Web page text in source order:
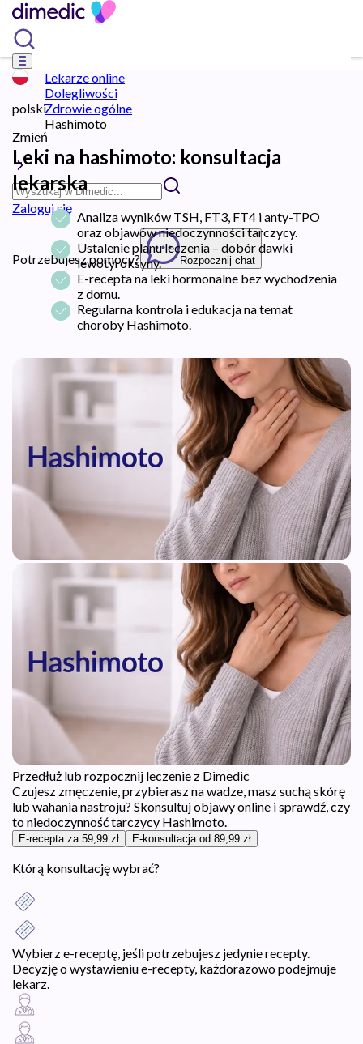
polski
Zmień
Zaloguj się
Potrzebujesz pomocy? Rozpocznij chat
Lekarze online
Dolegliwości
Zdrowie ogólne
Hashimoto
Leki na hashimoto: konsultacja
lekarska
Analiza wyników TSH, FT3, FT4 i anty-TPO
oraz objawów niedoczynności tarczycy.
Ustalenie planu leczenia – dobór dawki
lewotyroksyny.
E-recepta na leki hormonalne bez wychodzenia
z domu.
Regularna kontrola i edukacja na temat
choroby Hashimoto.
Przedłuż lub rozpocznij leczenie z Dimedic
Czujesz zmęczenie, przybierasz na wadze, masz suchą skórę
lub wahania nastroju? Skonsultuj objawy online i sprawdź, czy
to niedoczynność tarczycy Hashimoto.
E-recepta za 59,99 zł E-konsultacja od 89,99 zł
Którą konsultację wybrać?
Wybierz e-receptę, jeśli potrzebujesz jedynie recepty.
Decyzję o wystawieniu e-recepty, każdorazowo podejmuje
lekarz.